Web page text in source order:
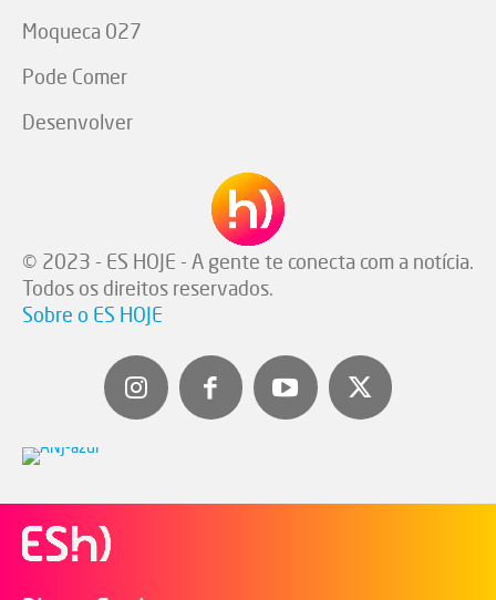
Moqueca 027
Pode Comer
Desenvolver
© 2023 - ES HOJE - A gente te conecta com a notícia.
Todos os direitos reservados.
Sobre o ES HOJE